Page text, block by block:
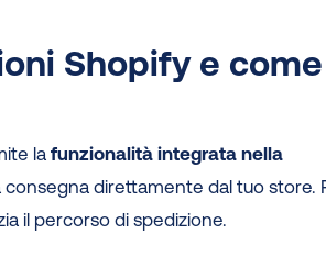
Shopify e come
lafunzionalità integrata nella
direttamente dal tuo store.
il percorso di spedizione.